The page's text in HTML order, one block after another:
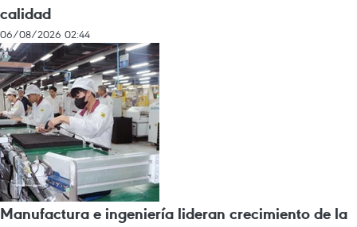
calidad
06/08/2026 02:44
Manufactura e ingeniería lideran crecimiento de la